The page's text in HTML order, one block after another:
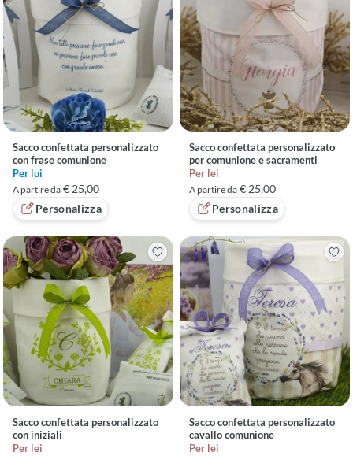
Sacco confettata personalizzato
con frase comunione
Per lui
A partire da € 25,00
Personalizza
Sacco confettata personalizzato
per comunione e sacramenti
Per lei
A partire da € 25,00
Personalizza
Sacco confettata personalizzato
con iniziali
Per lei
Sacco confettata personalizzato
cavallo comunione
Per lei